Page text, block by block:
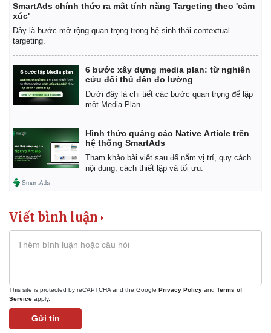
Pháp luật
Vụ án
Tin nóng
Tư vấn luật
Quân sự - Quốc phòng
Vũ khí
Việt Nam
SmartAds chính thức ra mắt tính năng Targeting theo 'cảm
xúc'
Đây là bước mở rộng quan trọng trong hệ sinh thái contextual
targeting.
6 bước xây dựng media plan: từ nghiên
cứu đối thủ đến đo lường
Dưới đây là chi tiết các bước quan trọng để lập
một Media Plan.
Hình thức quảng cáo Native Article trên
hệ thống SmartAds
Tham khảo bài viết sau để nắm vị trí, quy cách
nội dung, cách thiết lập và tối ưu.
Viết bình luận
This site is protected by reCAPTCHA and the Google Privacy Policy and Terms of
Service apply.
Gửi tin